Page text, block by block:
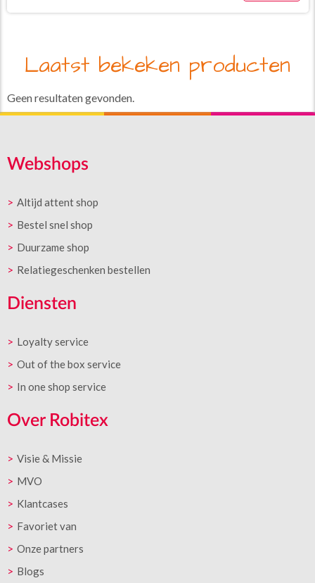
Laatst bekeken producten
Geen resultaten gevonden.
Webshops
Altijd attent shop
Bestel snel shop
Duurzame shop
Relatiegeschenken bestellen
Diensten
Loyalty service
Out of the box service
In one shop service
Over Robitex
Visie & Missie
MVO
Klantcases
Favoriet van
Onze partners
Blogs